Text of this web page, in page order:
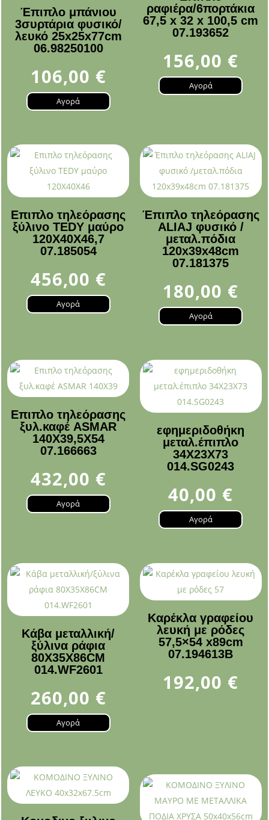
Έπιπλο μπάνιου
3συρτάρια φυσικό/
λευκό 25x25x77cm
06.98250100
106,00 €
Αγορά
ραφιέρα/6πορτάκια
67,5 x 32 x 100,5 cm
07.193652
156,00 €
Αγορά
Επιπλο τηλεόρασης
ξύλινο TEDY μαύρο
120Χ40Χ46,7
07.185054
456,00 €
Αγορά
Έπιπλο τηλεόρασης
ALIAJ φυσικό /
μεταλ.πόδια
120x39x48cm
07.181375
180,00 €
Αγορά
Επιπλο τηλεόρασης
ξυλ.καφέ ASMAR
140X39,5X54
07.166663
432,00 €
Αγορά
εφημεριδοθήκη
μεταλ.έπιπλο
34Χ23Χ73
014.SG0243
40,00 €
Αγορά
Κάβα μεταλλική/
ξύλινα ράφια
80X35X86CM
014.WF2601
260,00 €
Αγορά
Καρέκλα γραφείου
λευκή με ρόδες
57,5×54 x89cm
07.194613B
192,00 €